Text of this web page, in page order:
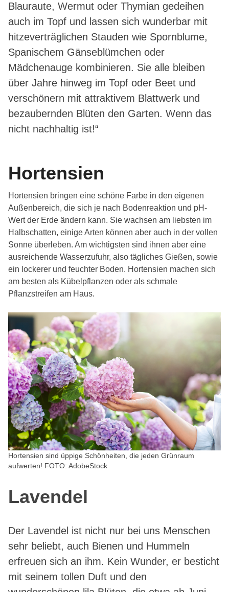
Blauraute, Wermut oder Thymian gedeihen
auch im Topf und lassen sich wunderbar mit
hitzeverträglichen Stauden wie Spornblume,
Spanischem Gänseblümchen oder
Mädchenauge kombinieren. Sie alle bleiben
über Jahre hinweg im Topf oder Beet und
verschönern mit attraktivem Blattwerk und
bezaubernden Blüten den Garten. Wenn das
nicht nachhaltig ist!“
Hortensien
Hortensien bringen eine schöne Farbe in den eigenen
Außenbereich, die sich je nach Bodenreaktion und pH-
Wert der Erde ändern kann. Sie wachsen am liebsten im
Halbschatten, einige Arten können aber auch in der vollen
Sonne überleben. Am wichtigsten sind ihnen aber eine
ausreichende Wasserzufuhr, also tägliches Gießen, sowie
ein lockerer und feuchter Boden. Hortensien machen sich
am besten als Kübelpflanzen oder als schmale
Pflanzstreifen am Haus.
Hortensien sind üppige Schönheiten, die jeden Grünraum
aufwerten! FOTO: AdobeStock
Lavendel
Der Lavendel ist nicht nur bei uns Menschen
sehr beliebt, auch Bienen und Hummeln
erfreuen sich an ihm. Kein Wunder, er besticht
mit seinem tollen Duft und den